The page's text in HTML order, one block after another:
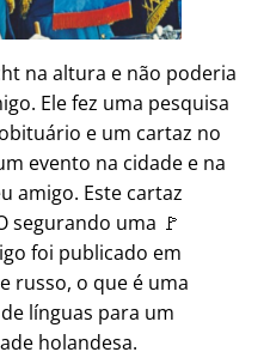
na altura e não poderia
Ele fez uma pesquisa
e um cartaz no
evento na cidade e na
amigo. Este cartaz
segurando uma 🚩
foi publicado em
russo, o que é uma
línguas para um
holandesa.